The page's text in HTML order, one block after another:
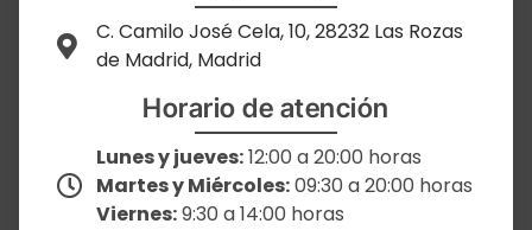
C. Camilo José Cela, 10, 28232 Las Rozas
de Madrid, Madrid
Horario de atención
Lunes y jueves:12:00 a 20:00 horas
Martes y Miércoles:09:30 a 20:00 horas
Viernes:9:30 a 14:00 horas